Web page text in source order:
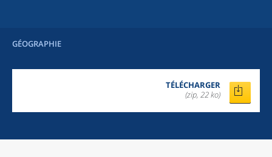
GÉOGRAPHIE
TÉLÉCHARGER
(zip, 22 ko)